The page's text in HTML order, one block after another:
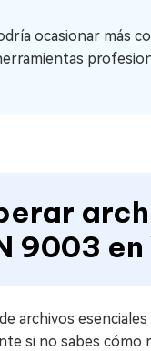
ocasionar más
9003
archivos
si no sabes cómo